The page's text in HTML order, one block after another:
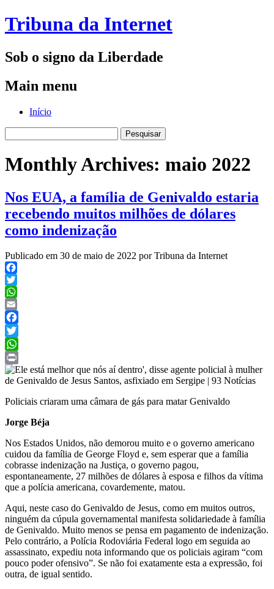
Tribuna da Internet
Sob o signo da Liberdade
Main menu
Skip
Início
por:
Monthly Archives: maio 2022
Nos EUA, a família de Genivaldo estaria
recebendo muitos milhões de dólares
como indenização
Publicado em 30 de maio de 2022 por Tribuna da Internet
Facebook
Twitter
WhatsApp
Email
Facebook
Twitter
WhatsApp
Print
Policiais criaram uma câmara de gás para matar Genivaldo
Jorge Béja
Nos Estados Unidos, não demorou muito e o governo americano
cuidou da família de George Floyd e, sem esperar que a família
cobrasse indenização na Justiça, o governo pagou,
espontaneamente, 27 milhões de dólares à esposa e filhos da vítima
que a polícia americana, covardemente, matou.
Aqui, neste caso do Genivaldo de Jesus, como em muitos outros,
ninguém da cúpula governamental manifesta solidariedade à família
de Genivaldo. Muito menos se pensa em pagamento de indenização.
Pelo contrário, a Polícia Rodoviária Federal logo em seguida ao
assassinato, expediu nota informando que os policiais agiram “com
pouco poder ofensivo”. Se não foi exatamente esta a expressão, foi
outra, de igual sentido.